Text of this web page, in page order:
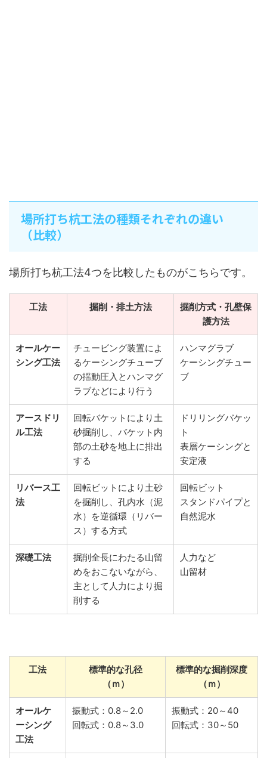
場所打ち杭工法の種類それぞれの違い
（比較）
場所打ち杭工法4つを比較したものがこちらです。
工法 掘削・排土方法
掘削方式・孔壁保
護方法
オールケー
シング工法
チュービング装置によ
るケーシングチューブ
の揺動圧入とハンマグ
ラブなどにより行う
ハンマグラブ
ケーシングチュー
ブ
アースドリ
ル工法
回転バケットにより土
砂掘削し、バケット内
部の土砂を地上に排出
する
ドリリングバケッ
ト
表層ケーシングと
安定液
リバース工
法
回転ビットにより土砂
を掘削し、孔内水（泥
水）を逆循環（リバー
ス）する方式
回転ビット
スタンドパイプと
自然泥水
深礎工法
掘削全長にわたる山留
めをおこないながら、
主として人力により掘
削する
人力など
山留材
工法
標準的な孔径
（ｍ）
標準的な掘削深度
（ｍ）
オールケ
ーシング
工法
振動式：0.8～2.0
回転式：0.8～3.0
振動式：20～40
回転式：30～50